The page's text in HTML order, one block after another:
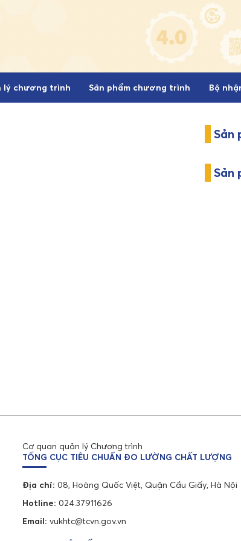
lý chương trình Sản phẩm chương trình Bộ
Sản
Sản
Cơ quan quản lý Chương trình
TỔNG CỤC TIÊU CHUẨN ĐO LƯỜNG CHẤT LƯỢNG
Địa chỉ:08, Hoàng Quốc Việt, Quận Cầu Giấy, Hà Nội
Hotline:024.37911626
Email:vukhtc@tcvn.gov.vn